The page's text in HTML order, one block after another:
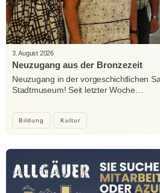
Bildung Kultur
3. August 2026
Neuzugang aus der Bronzezeit
Neuzugang in der vorgeschichtlichen
Stadtmuseum! Seit letzter Woche…